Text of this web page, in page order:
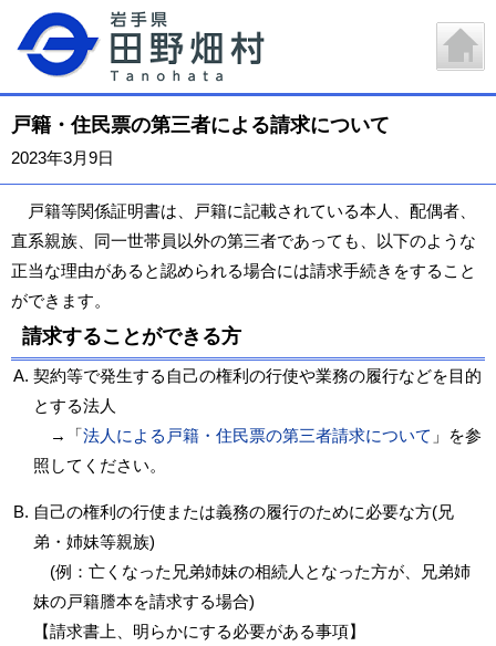
戸籍・住民票の第三者による請求について
2023年3月9日
戸籍等関係証明書は、戸籍に記載されている本人、配偶者、
直系親族、同一世帯員以外の第三者であっても、以下のような
正当な理由があると認められる場合には請求手続きをすること
ができます。
請求することができる方
契約等で発生する自己の権利の行使や業務の履行などを目的
とする法人
→「法人による戸籍・住民票の第三者請求について 」を参
照してください。
自己の権利の行使または義務の履行のために必要な方(兄
弟・姉妹等親族)
(例：亡くなった兄弟姉妹の相続人となった方が、兄弟姉
妹の戸籍謄本を請求する場合)
【請求書上、明らかにする必要がある事項】